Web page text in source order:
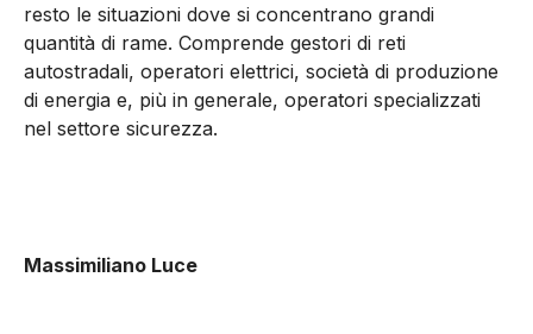
resto le situazioni dove si concentrano grandi
quantità di rame. Comprende gestori di reti
autostradali, operatori elettrici, società di produzione
di energia e, più in generale, operatori specializzati
nel settore sicurezza.
Massimiliano Luce